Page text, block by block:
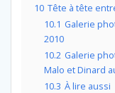
10 Tête à tête
10.1 Galerie
2010
10.2 Galerie
Malo et Dinard
10.3 À lire aussi